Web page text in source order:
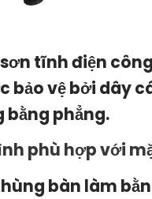
tĩnh điện
vệ bởi dây
phẳng.
phù hợp với
bàn làm